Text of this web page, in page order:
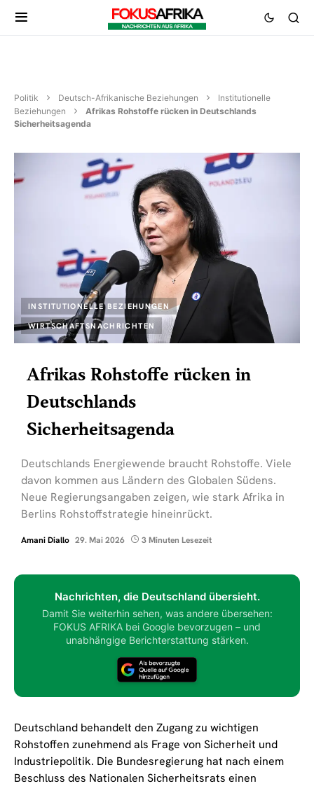
Politik Deutsch-Afrikanische Beziehungen
Institutionelle
Beziehungen
Afrikas Rohstoffe rücken in Deutschlands
Sicherheitsagenda
INSTITUTIONELLE BEZIEHUNGEN
WIRTSCHAFTSNACHRICHTEN
Afrikas Rohstoffe rücken in
Deutschlands
Sicherheitsagenda
Deutschlands Energiewende braucht Rohstoffe. Viele
davon kommen aus Ländern des Globalen Südens.
Neue Regierungsangaben zeigen, wie stark Afrika in
Berlins Rohstoffstrategie hineinrückt.
Amani Diallo 29. Mai 2026 3 Minuten Lesezeit
Nachrichten, die Deutschland übersieht.
Damit Sie weiterhin sehen, was andere übersehen:
FOKUS AFRIKA bei Google bevorzugen – und
unabhängige Berichterstattung stärken.
Deutschland behandelt den Zugang zu wichtigen
Rohstoffen zunehmend als Frage von Sicherheit und
Industriepolitik. Die Bundesregierung hat nach einem
Beschluss des Nationalen Sicherheitsrats einen